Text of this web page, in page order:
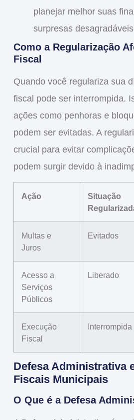
planejar melhor suas
surpresas
Como a Regularização
Fiscal
Quando você regulariza sua
fiscal pode ser interrompida.
ações como penhoras e
podem ser evitadas. A
crucial para evitar
podem surgir devido à
Ação
Situação
Multas e
Juros
Evitados
Acesso a
Serviços
Públicos
Liberado
Execução
Fiscal
Interrompida
Defesa Administrativa
Fiscais Municipais
O Que é a Defesa